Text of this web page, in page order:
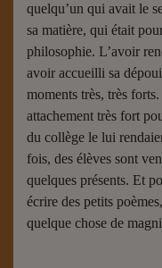
quelqu’un qui avait le
sa matière, qui était
philosophie. L’avoir
avoir accueilli sa
moments très, très
attachement très fort
du collège le lui
fois, des élèves sont
quelques présents. Et
écrire des petits
quelque chose de